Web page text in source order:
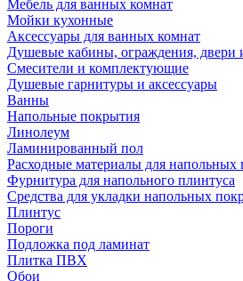
Мебель для ванных комнат
Мойки кухонные
Аксессуары для ванных комнат
Душевые кабины, ограждения, двери
Смесители и комплектующие
Душевые гарнитуры и аксессуары
Ванны
Напольные покрытия
Линолеум
Ламинированный пол
Расходные материалы для напольных
Фурнитура для напольного плинтуса
Средства для укладки напольных
Плинтус
Пороги
Подложка под ламинат
Плитка ПВХ
Обои